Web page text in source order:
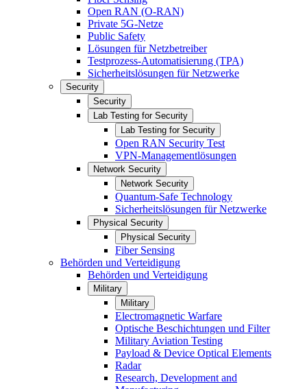
Open RAN (O-RAN)
Private 5G-Netze
Public Safety
Lösungen für Netzbetreiber
Testprozess-Automatisierung (TPA)
Sicherheitslösungen für Netzwerke
Security
Security
Lab Testing for Security
Lab Testing for Security
Open RAN Security Test
VPN-Managementlösungen
Network Security
Network Security
Quantum-Safe Technology
Sicherheitslösungen für Netzwerke
Physical Security
Physical Security
Fiber Sensing
Behörden und Verteidigung
Behörden und Verteidigung
Military
Military
Electromagnetic Warfare
Optische Beschichtungen und Filter
Military Aviation Testing
Payload & Device Optical Elements
Radar
Research, Development and